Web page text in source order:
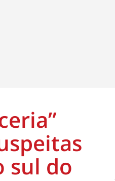
sul do